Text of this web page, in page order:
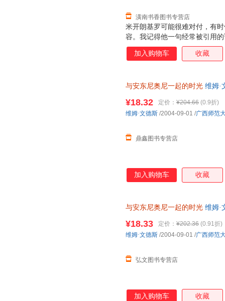
米开朗基罗可能很难对付，有
容。我记得他一句经常被引
我而言只意味着一件事：拍电
方式要求我们每个人也这样做
潢南书香图书专营店
加入购物车 收藏
与安东尼奥尼一起的时光 维姆·
¥18.32 定价： ¥204.66 (0.9折)
鼎鑫图书专营店
维姆·文德斯 /2004-09-01 /广西师范
加入购物车 收藏
与安东尼奥尼一起的时光 维姆·
¥18.33 定价： ¥202.36 (0.91折)
弘文图书专营店
维姆·文德斯 /2004-09-01 /广西师范
加入购物车 收藏